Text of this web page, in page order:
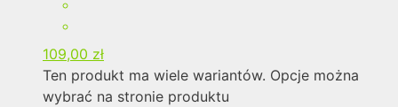
109,00 zł
Ten produkt ma wiele wariantów. Opcje można
wybrać na stronie produktu